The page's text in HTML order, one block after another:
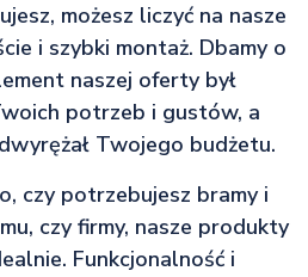
możesz liczyć na nasze
i szybki montaż. Dbamy o
naszej oferty był
potrzeb i gustów, a
Twojego budżetu.
czy potrzebujesz bramy i
czy firmy, nasze produkty
Funkcjonalność i